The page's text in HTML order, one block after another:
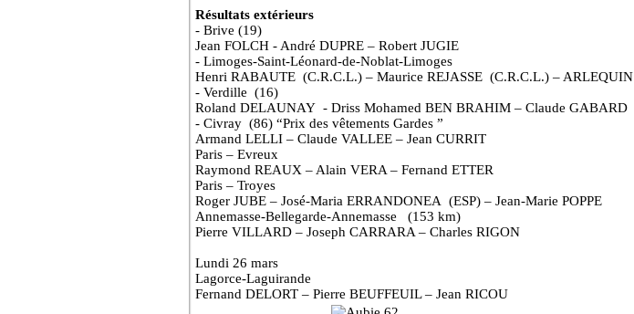
Résultats extérieurs
- Brive (19)
Jean FOLCH - André DUPRE – Robert JUGIE
- Limoges-Saint-Léonard-de-Noblat-Limoges
Henri RABAUTE (C.R.C.L.) – Maurice REJASSE (C.R.C.L.) – ARLEQUIN
- Verdille (16)
Roland DELAUNAY - Driss Mohamed BEN BRAHIM – Claude GABARD
- Civray (86) “Prix des vêtements Gardes ”
Armand LELLI – Claude VALLEE – Jean CURRIT
Paris – Evreux
Raymond REAUX – Alain VERA – Fernand ETTER
Paris – Troyes
Roger JUBE – José-Maria ERRANDONEA (ESP) – Jean-Marie POPPE
Annemasse-Bellegarde-Annemasse
(153 km)
Pierre VILLARD – Joseph CARRARA – Charles RIGON
Lundi 26 mars
Lagorce-Laguirande
Fernand DELORT – Pierre BEUFFEUIL – Jean RICOU